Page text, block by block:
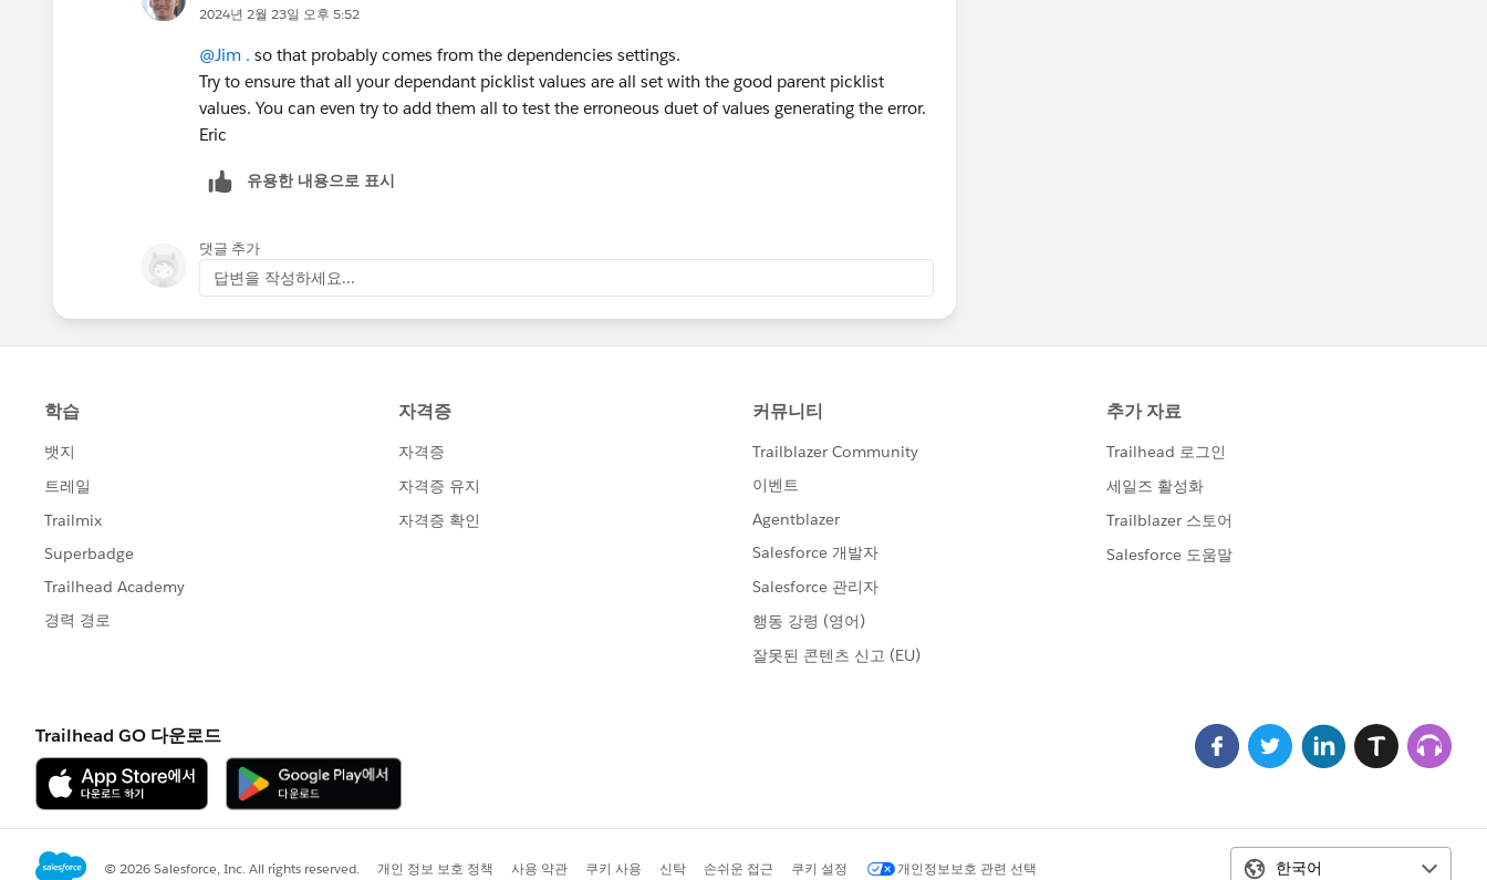
2024년 2월 23일 오후 5:52
@Jim . so that probably comes from the dependencies settings.
Try to ensure that all your dependant picklist values are all set with the good parent picklist
values. You can even try to add them all to test the erroneous duet of values generating the error.
Eric
유용한 내용으로 표시
댓글 추가
답변을 작성하세요...